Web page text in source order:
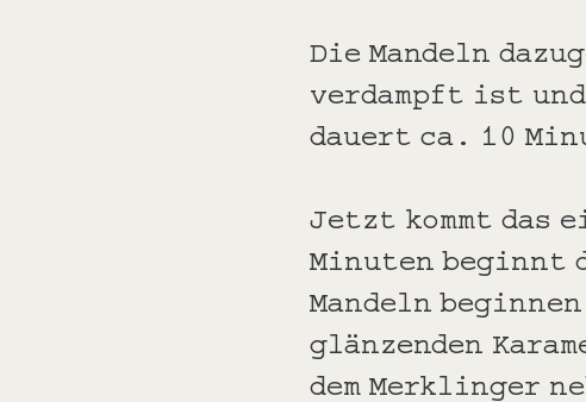
Die Mandeln
verdampft ist
dauert ca. 10
Jetzt kommt das
Minuten beginnt
Mandeln
glänzenden
dem Merklinger